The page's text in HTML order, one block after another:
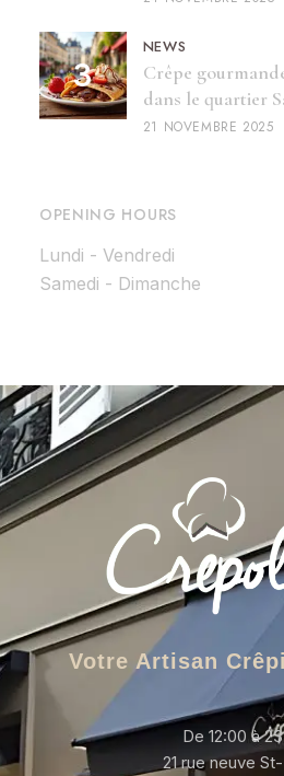
NEWS
Crêpe
dans le quartier
21 NOVEMBRE 2025
OPENING HOURS
Lundi - Vendredi
Samedi - Dimanche
Votre Artisan
De 12:00 à
21 rue neuve